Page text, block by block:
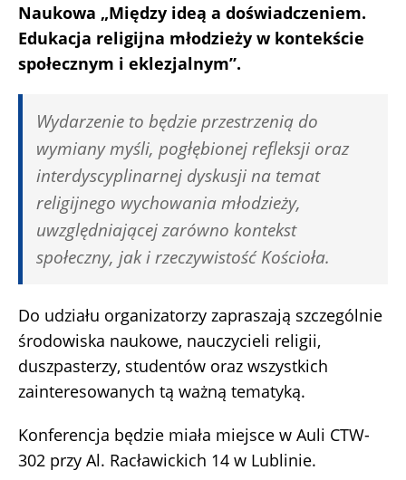
Naukowa „Między ideą a doświadczeniem.
Edukacja religijna młodzieży w kontekście
społecznym i eklezjalnym”.
Wydarzenie to będzie przestrzenią do
wymiany myśli, pogłębionej refleksji oraz
interdyscyplinarnej dyskusji na temat
religijnego wychowania młodzieży,
uwzględniającej zarówno kontekst
społeczny, jak i rzeczywistość Kościoła.
Do udziału organizatorzy zapraszają szczególnie
środowiska naukowe, nauczycieli religii,
duszpasterzy, studentów oraz wszystkich
zainteresowanych tą ważną tematyką.
Konferencja będzie miała miejsce w Auli CTW-
302 przy Al. Racławickich 14 w Lublinie.